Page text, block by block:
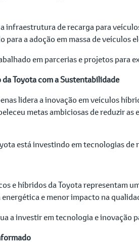
infraestrutura de recarga para
para a adoção em massa de veículos
em parcerias e projetos para
da Toyota com a Sustentabilidade
lidera a inovação em veículos
metas ambiciosas de reduzir
está investindo em tecnologias
e híbridos da Toyota representam
e menor impacto na
a investir em tecnologia e inovação